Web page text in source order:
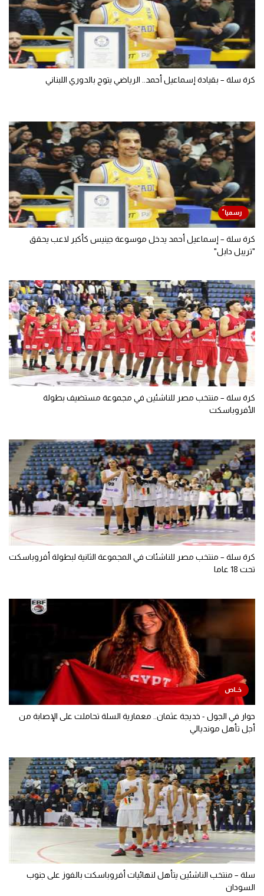
كرة سلة – بقيادة إسماعيل أحمد.. الرياضي يتوج بالدوري اللبناني
كرة سلة – إسماعيل أحمد يدخل موسوعة جينيس كأكبر لاعب يحقق
"تريبل دابل"
كرة سلة – منتخب مصر للناشئين في مجموعة مستضيف بطولة
الأفروباسكت
كرة سلة – منتخب مصر للناشئات في المجموعة الثانية لبطولة أفروباسكت
تحت 18 عاما
حوار في الجول - خديجة عثمان.. معمارية السلة تحاملت على الإصابة من
أجل تأهل مونديالي
سلة – منتخب الناشئين يتأهل لنهائيات أفروباسكت بالفوز على جنوب
السودان